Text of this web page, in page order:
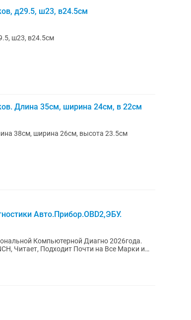
д29.5, ш23, в24.5см
ш23, в24.5см
Длина 35см, ширина 24см, в 22см
38см, ширина 26см, высота 23.5см
Авто.Прибор.OBD2,ЭБУ.
Компьютерной Диагно 2026года.
Читает, Подходит Почти на Все Марки и